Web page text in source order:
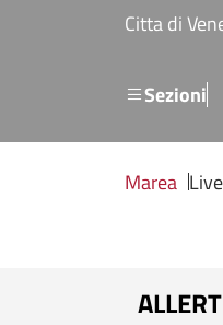
Salta al contenuto
Citta di
Sezioni
Marea